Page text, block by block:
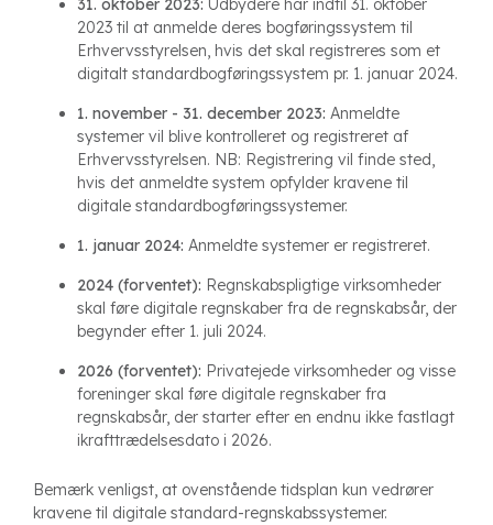
31. oktober 2023: Udbydere har indtil 31. oktober
2023 til at anmelde deres bogføringssystem til
Erhvervsstyrelsen, hvis det skal registreres som et
digitalt standardbogføringssystem pr. 1. januar 2024.
1. november - 31. december 2023: Anmeldte
systemer vil blive kontrolleret og registreret af
Erhvervsstyrelsen. NB: Registrering vil finde sted,
hvis det anmeldte system opfylder kravene til
digitale standardbogføringssystemer.
1. januar 2024: Anmeldte systemer er registreret.
2024 (forventet): Regnskabspligtige virksomheder
skal føre digitale regnskaber fra de regnskabsår, der
begynder efter 1. juli 2024.
2026 (forventet): Privatejede virksomheder og visse
foreninger skal føre digitale regnskaber fra
regnskabsår, der starter efter en endnu ikke fastlagt
ikrafttrædelsesdato i 2026.
Bemærk venligst, at ovenstående tidsplan kun vedrører
kravene til digitale standard-regnskabssystemer.